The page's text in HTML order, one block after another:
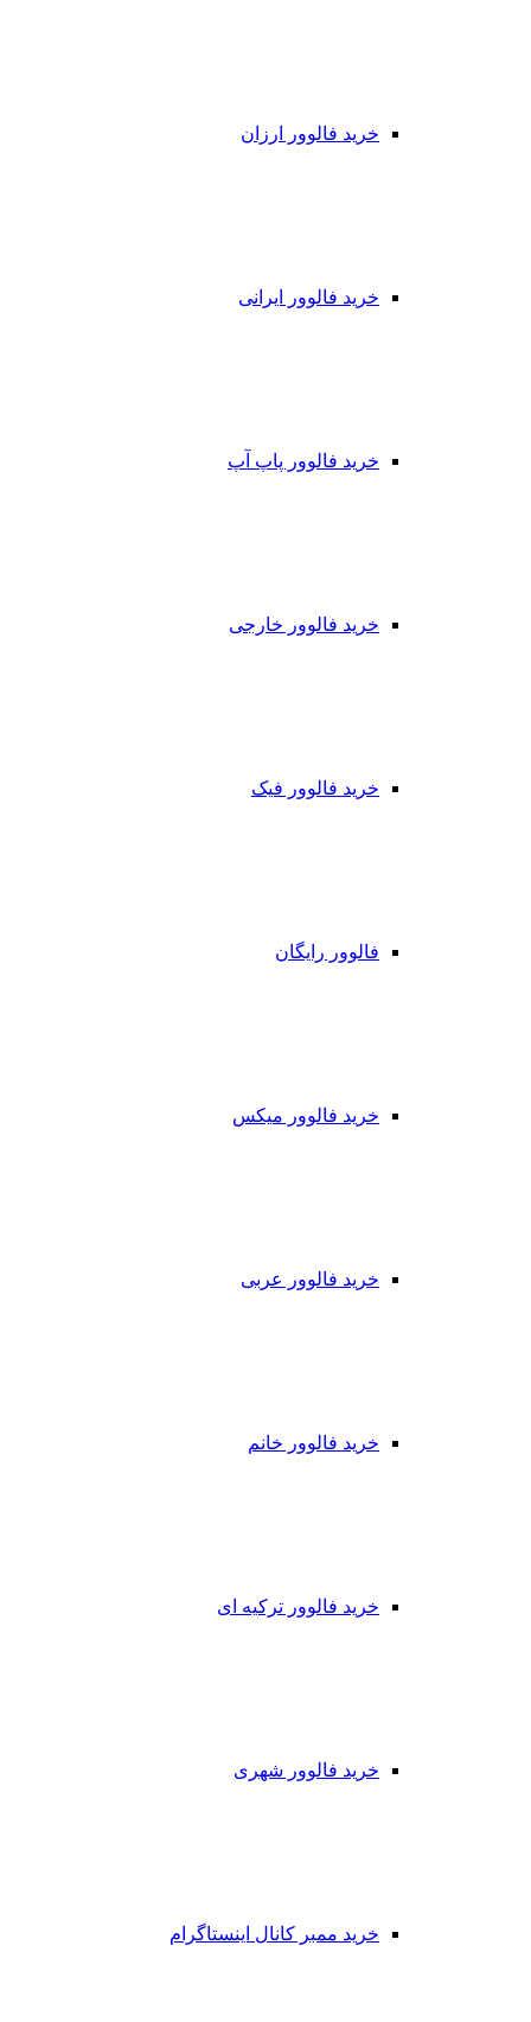
خرید فالوور ارزان
خرید فالوور ایرانی
خرید فالوور پاپ آپ
خرید فالوور خارجی
خرید فالوور فیک
فالوور رایگان
خرید فالوور میکس
خرید فالوور عربی
خرید فالوور خانم
خرید فالوور ترکیه ای
خرید فالوور شهری
خرید ممبر کانال اینستاگرام